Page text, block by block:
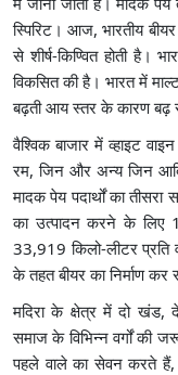
स्पिरिट। आज, भारतीय
से शीर्ष-किण्वित होती है।
विकसित की है। भारत में
बढ़ती आय स्तर के कारण बढ़
वैश्विक बाजार में व्हाइट
रम, जिन और अन्य जिन आदि
मादक पेय पदार्थों का
का उत्पादन करने के लिए
33,919 किलो-लीटर
के तहत बीयर का निर्माण कर
मदिरा के क्षेत्र में दो खंड,
समाज के विभिन्न वर्गों की
पहले वाले का सेवन करते